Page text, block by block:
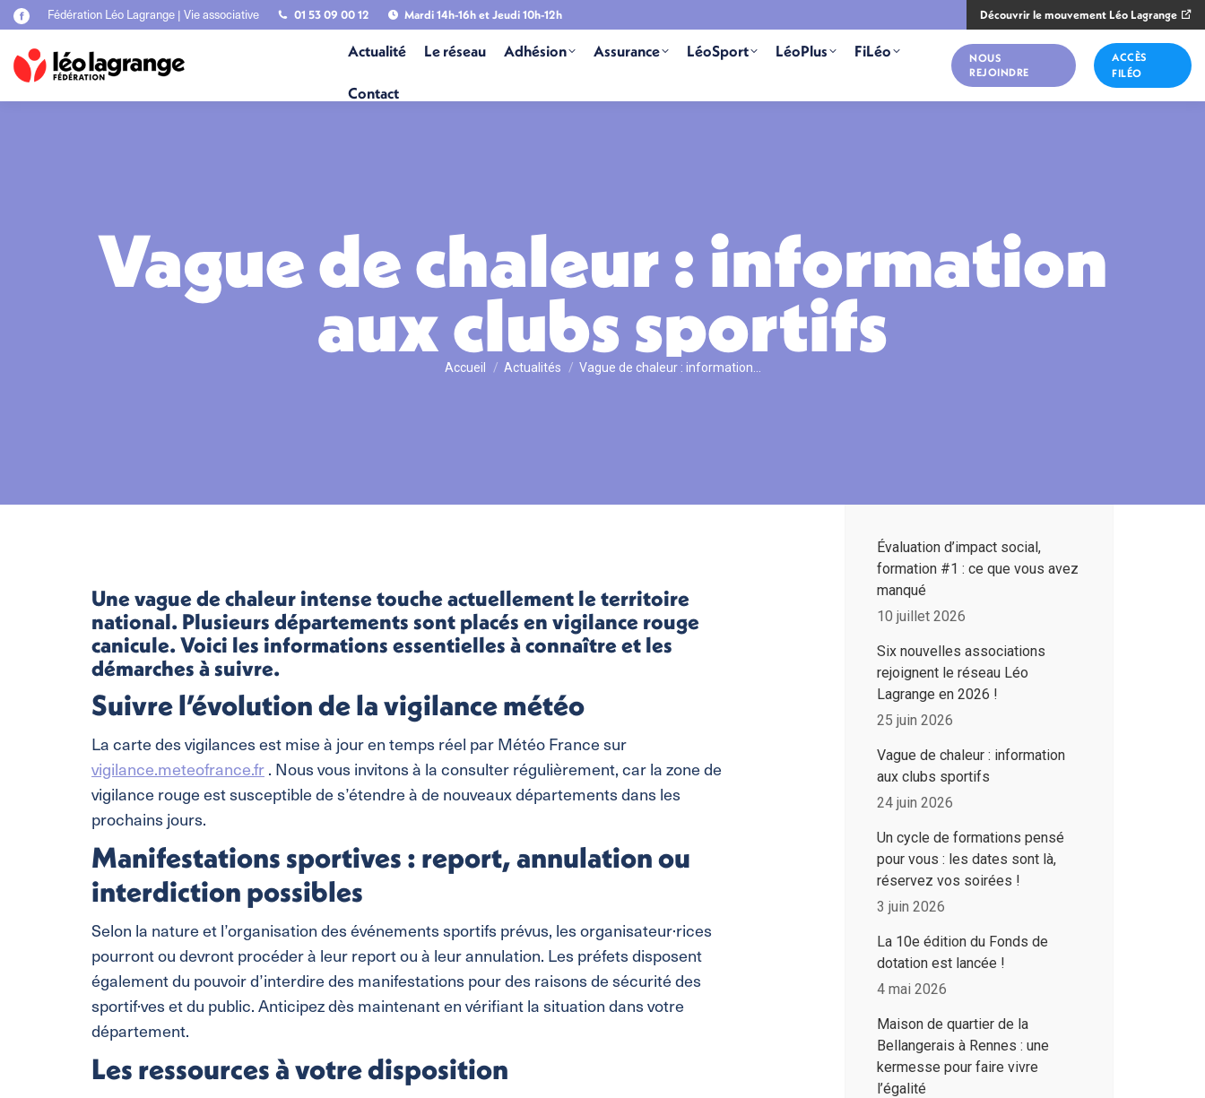
La
Facebook
s'ouvre
dans
une
Fédération Léo Lagrange | Vie associative 01 53 09 00 12 Mardi 14h-16h et Jeudi 10h-12h Découvrir le mouvement Léo Lagrange
Actualité Le réseau Adhésion Assurance LéoSport LéoPlus FiLéo
Contact
NOUS
REJOINDRE
ACCÈS
FILÉO
Vague de chaleur : information
aux clubs sportifs
Vous êtes ici :
Accueil Actualités Vague de chaleur : information…
Une vague de chaleur intense touche actuellement le territoire
national. Plusieurs départements sont placés en vigilance rouge
canicule. Voici les informations essentielles à connaître et les
démarches à suivre.
Suivre l’évolution de la vigilance météo
La carte des vigilances est mise à jour en temps réel par Météo France sur
vigilance.meteofrance.fr . Nous vous invitons à la consulter régulièrement, car la zone de
vigilance rouge est susceptible de s’étendre à de nouveaux départements dans les
prochains jours.
Manifestations sportives : report, annulation ou
interdiction possibles
Selon la nature et l’organisation des événements sportifs prévus, les organisateur·rices
pourront ou devront procéder à leur report ou à leur annulation. Les préfets disposent
également du pouvoir d’interdire des manifestations pour des raisons de sécurité des
sportif·ves et du public. Anticipez dès maintenant en vérifiant la situation dans votre
département.
Les ressources à votre disposition
Évaluation d’impact social,
formation #1 : ce que vous avez
manqué
10 juillet 2026
Six nouvelles associations
rejoignent le réseau Léo
Lagrange en 2026 !
25 juin 2026
Vague de chaleur : information
aux clubs sportifs
24 juin 2026
Un cycle de formations pensé
pour vous : les dates sont là,
réservez vos soirées !
3 juin 2026
La 10e édition du Fonds de
dotation est lancée !
4 mai 2026
Maison de quartier de la
Bellangerais à Rennes : une
kermesse pour faire vivre
l’égalité